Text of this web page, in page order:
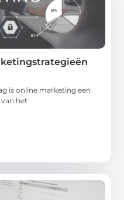
is online marketing een
het